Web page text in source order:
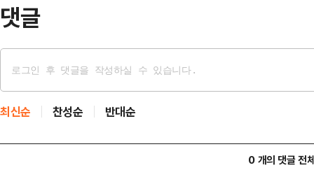
댓글
최신순 찬성순 반대순
0 개의 댓글 전